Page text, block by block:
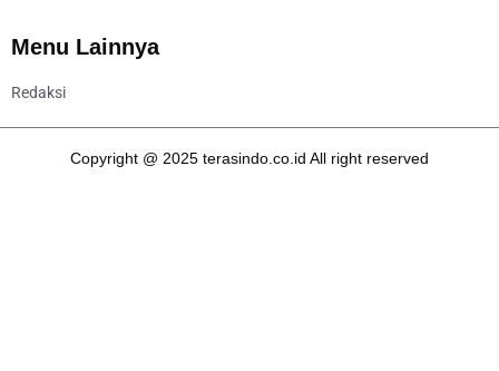
Menu Lainnya
Redaksi
Copyright @ 2025 terasindo.co.id All right reserved